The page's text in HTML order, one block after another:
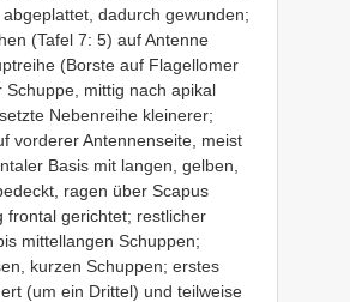
dadurch gewunden;
(Tafel 7: 5) auf Antenne
(Borste auf Flagellomer
mittig nach apikal
Nebenreihe kleinerer;
vorderer Antennenseite, meist
Basis mit langen, gelben,
ragen über Scapus
frontal gerichtet; restlicher
mittellangen Schuppen;
kurzen Schuppen; erstes
(um ein Drittel) und teilweise